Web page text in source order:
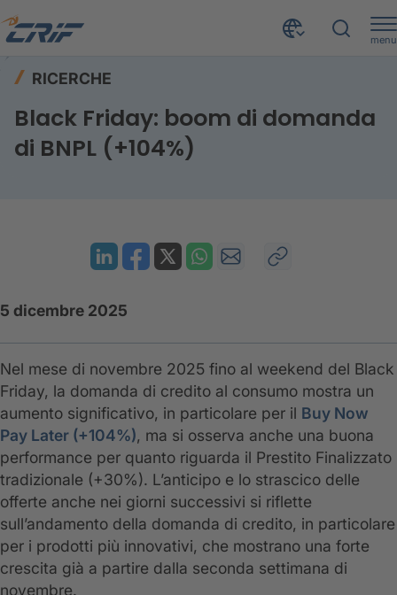
menu
RICERCHE
Black Friday: boom di domanda
di BNPL (+104%)
5 dicembre 2025
Nel mese di novembre 2025 fino al weekend del Black
Friday, la domanda di credito al consumo mostra un
aumento significativo, in particolare per il Buy Now
Pay Later (+104%), ma si osserva anche una buona
performance per quanto riguarda il Prestito Finalizzato
tradizionale (+30%). L’anticipo e lo strascico delle
offerte anche nei giorni successivi si riflette
sull’andamento della domanda di credito, in particolare
per i prodotti più innovativi, che mostrano una forte
crescita già a partire dalla seconda settimana di
novembre.